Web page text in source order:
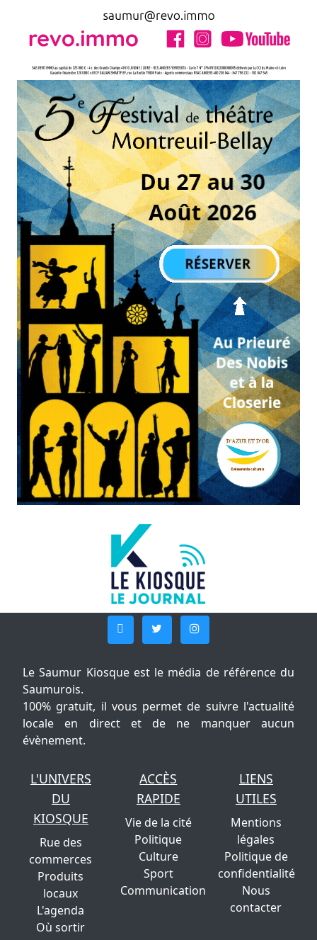
Le Saumur Kiosque est le média de référence du
Saumurois.
100% gratuit, il vous permet de suivre l'actualité
locale en direct et de ne manquer aucun
évènement.
L'UNIVERS
DU
KIOSQUE
Rue des
commerces
Produits
locaux
L'agenda
Où sortir
ACCÈS
RAPIDE
Vie de la cité
Politique
Culture
Sport
Communication
LIENS
UTILES
Mentions
légales
Politique de
confidentialité
Nous
contacter